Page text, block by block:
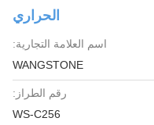
الحراري
اسم العلامة التجارية:
WANGSTONE
رقم الطراز:
WS-C256